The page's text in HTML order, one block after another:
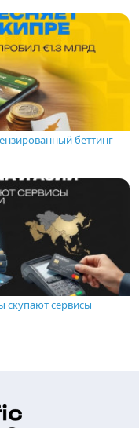
беттинг
скупают сервисы